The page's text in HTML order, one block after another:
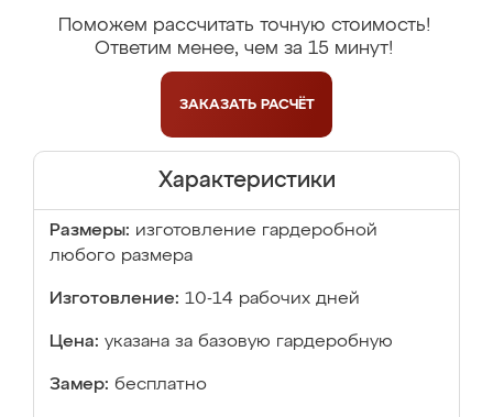
Поможем рассчитать точную стоимость!
Ответим менее, чем за 15 минут!
ЗАКАЗАТЬ РАСЧЁТ
Характеристики
Размеры: изготовление гардеробной
любого размера
Изготовление: 10-14 рабочих дней
Цена: указана за базовую гардеробную
Замер: бесплатно